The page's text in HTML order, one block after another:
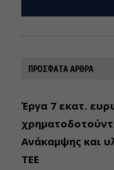
ΠΡΟΣΦΑΤΑ ΑΡΘΡΑ
Έργα 7 εκατ.
Ανάκαμψης και
ΤΕΕ